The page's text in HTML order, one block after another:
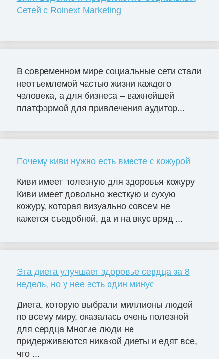
Сетей с Roinext Marketing
В современном мире социальные сети стали
неотъемлемой частью жизни каждого
человека, а для бизнеса – важнейшей
платформой для привлечения аудитор...
Почему киви нужно есть вместе с кожурой
Киви имеет полезную для здоровья кожуру
Киви имеет довольно жесткую и сухую
кожуру, которая визуально совсем не
кажется съедобной, да и на вкус вряд ...
Эта диета улучшает здоровье сердца за 8
недель, но у нее есть один минус
Диета, которую выбрали миллионы людей
по всему миру, оказалась очень полезной
для сердца Многие люди не
придерживаются никакой диеты и едят все,
что ...